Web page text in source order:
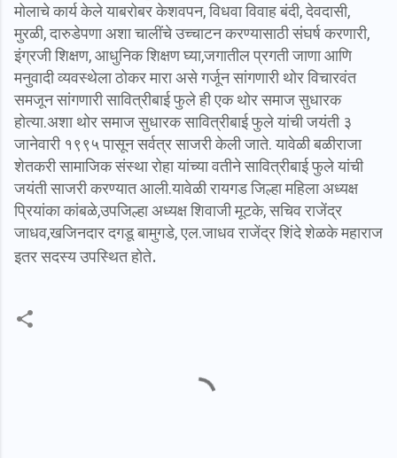
मोलाचे कार्य केले याबरोबर केशवपन, विधवा विवाह बंदी, देवदासी,
मुरळी, दारुडेपणा अशा चालींचे उच्चाटन करण्यासाठी संघर्ष करणारी,
इंग्रजी शिक्षण, आधुनिक शिक्षण घ्या,जगातील प्रगती जाणा आणि
मनुवादी व्यवस्थेला ठोकर मारा असे गर्जून सांगणारी थोर विचारवंत
समजून सांगणारी सावित्रीबाई फुले ही एक थोर समाज सुधारक
होत्या.अशा थोर समाज सुधारक सावित्रीबाई फुले यांची जयंती ३
जानेवारी १९९५ पासून सर्वत्र साजरी केली जाते. यावेळी बळीराजा
शेतकरी सामाजिक संस्था रोहा यांच्या वतीने सावित्रीबाई फुले यांची
जयंती साजरी करण्यात आली.यावेळी रायगड जिल्हा महिला अध्यक्ष
प्रियांका कांबळे,उपजिल्हा अध्यक्ष शिवाजी मूटके, सचिव राजेंद्र
जाधव,खजिनदार दगडू बामुगडे, एल.जाधव राजेंद्र शिंदे शेळके महाराज
इतर सदस्य उपस्थित होते.